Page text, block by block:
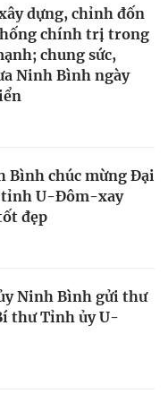
dựng, chỉnh đốn
chính trị trong
chung sức,
Ninh Bình ngày
Bình chúc mừng Đại
tỉnh U-Đôm-xay
đẹp
Ninh Bình gửi thư
thư Tỉnh ủy U-